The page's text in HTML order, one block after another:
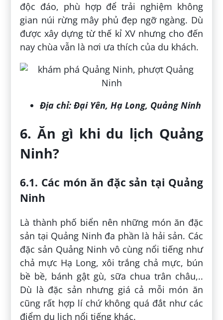
độc đáo, phù hợp để trải nghiệm không
gian núi rừng mây phủ đẹp ngỡ ngàng. Dù
được xây dựng từ thế kỉ XV nhưng cho đến
nay chùa vẫn là nơi ưa thích của du khách.
Địa chỉ:Đại Yên, Hạ Long, Quảng Ninh
6. Ăn gì khi du lịch Quảng
Ninh?
6.1. Các món ăn đặc sản tại Quảng
Ninh
Là thành phố biển nên những món ăn đặc
sản tại Quảng Ninh đa phần là hải sản. Các
đặc sản Quảng Ninh vô cùng nổi tiếng như
chả mực Hạ Long, xôi trắng chả mực, bún
bề bề, bánh gật gù, sữa chua trân châu,..
Dù là đặc sản nhưng giá cả mỗi món ăn
cũng rất hợp lí chứ không quá đắt như các
điểm du lịch nổi tiếng khác.